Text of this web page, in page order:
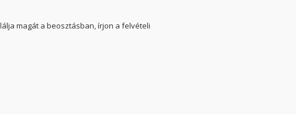
magát a beosztásban, írjon a felvételi